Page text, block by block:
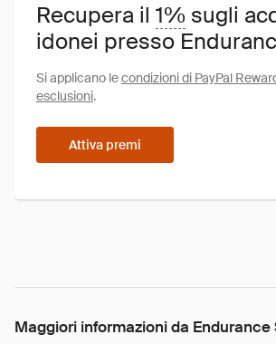
Recupera il 1% sugli
idonei presso
Si applicano lecondizioni di PayPal
esclusioni.
Attiva premi
Maggiori informazioni da Endurance